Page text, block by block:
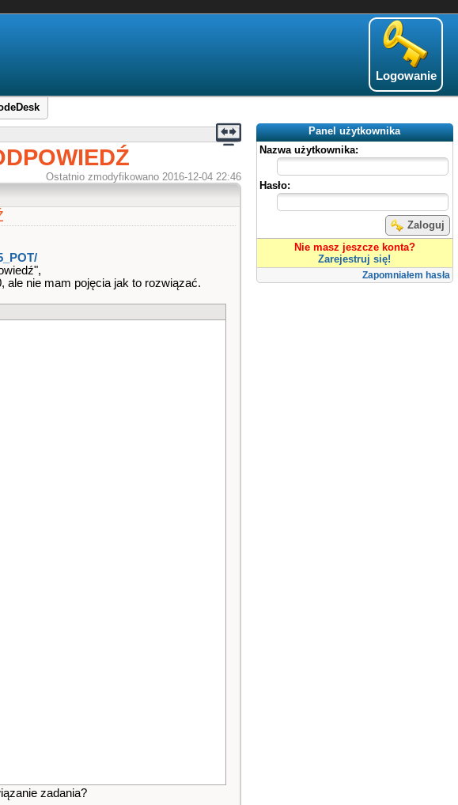
Logowanie
Panel użytkownika
Nazwa użytkownika:
Hasło:
Zaloguj
Nie masz jeszcze konta?
Zarejestruj się!
Zapomniałem hasła
Ostatnio zmodyfikowano 2016-12-04 22:46
ale nie mam pojęcia jak to rozwiązać.
zadania?